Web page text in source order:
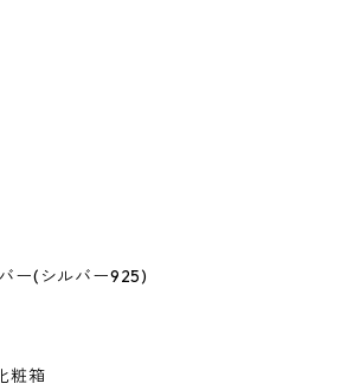
ー(シルバー925)
粧箱